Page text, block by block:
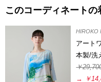
このコーディネートの
HIROKO
アート
本製/洗
￥
→
￥